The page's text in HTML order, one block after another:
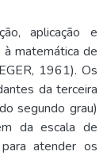
aplicação e
matemática de
1961). Os
da terceira
segundo grau)
da escala de
atender os